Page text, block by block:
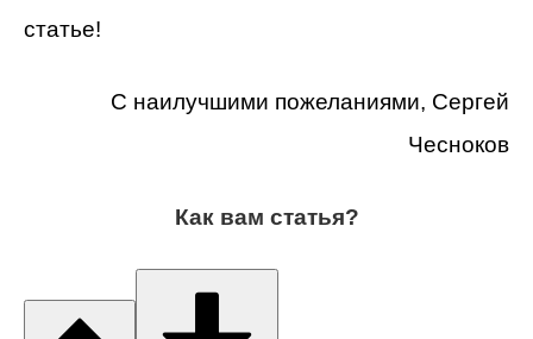
статье!
С наилучшими пожеланиями, Сергей
Чесноков
Как вам статья?